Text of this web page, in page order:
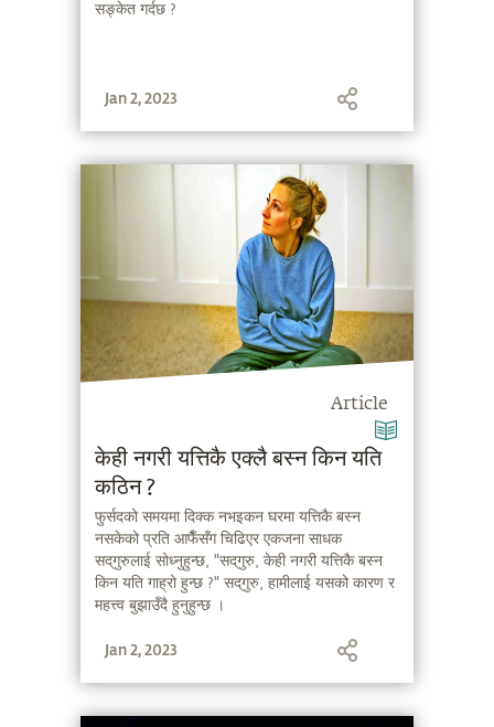
सङ्केत गर्दछ ?
Jan 2, 2023
Article
केही नगरी यत्तिकै एक्लै बस्न किन यति
कठिन ?
फुर्सदको समयमा दिक्क नभइकन घरमा यत्तिकै बस्न
नसकेको प्रति आफैँसँग चिढिएर एकजना साधक
सद्‌गुरुलाई सोध्नुहुन्छ, "सद्‌गुरु, केही नगरी यत्तिकै बस्न
किन यति गाह्रो हुन्छ ?" सद्‌गुरु, हामीलाई यसको कारण र
महत्त्व बुझाउँदै हुनुहुन्छ ।
Jan 2, 2023